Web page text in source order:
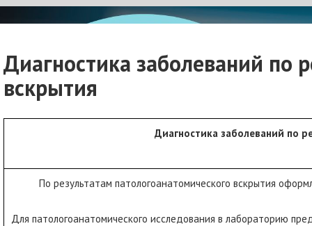
Диагностика заболеваний по
вскрытия
Диагностика заболеваний по
По результатам патологоанатомического вскрытия
Для патологоанатомического исследования в лабораторию